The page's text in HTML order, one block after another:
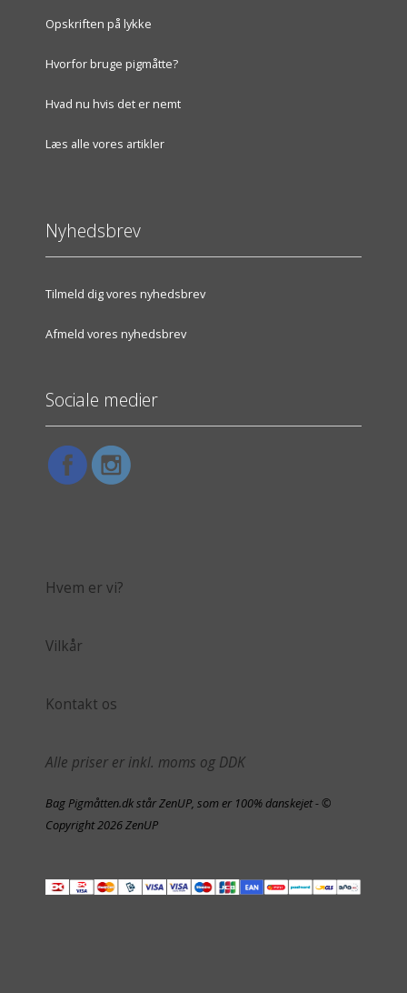
Opskriften på lykke
Hvorfor bruge pigmåtte?
Hvad nu hvis det er nemt
Læs alle vores artikler
Nyhedsbrev
Tilmeld dig vores nyhedsbrev
Afmeld vores nyhedsbrev
Sociale medier
Hvem er vi?
Vilkår
Kontakt os
Alle priser er inkl. moms og DDK
Bag Pigmåtten.dk står ZenUP, som er 100% danskejet - ©
Copyright 2026 ZenUP